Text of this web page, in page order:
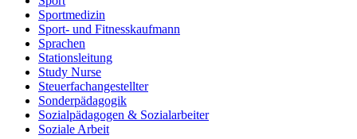
Sportmedizin
Sport- und Fitnesskaufmann
Sprachen
Stationsleitung
Study Nurse
Steuerfachangestellter
Sonderpädagogik
Sozialpädagogen & Sozialarbeiter
Soziale Arbeit